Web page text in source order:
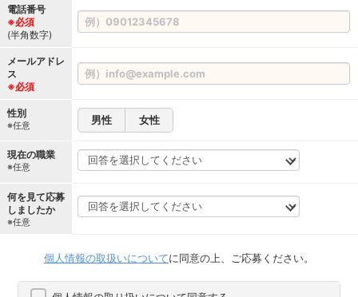
電話番号
※必須
(半角数字)
メールアドレ
ス
※必須
性別
※任意 男性 女性
現在の職業
※任意
何を見て応募
しましたか
※任意
個人情報の取扱いについてに同意の上、ご応募ください。